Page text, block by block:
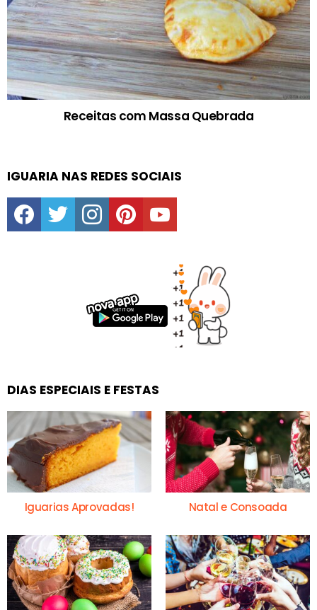
Receitas com Massa Quebrada
IGUARIA NAS REDES SOCIAIS
facebooktwitter instagrampinterestyoutube
DIAS ESPECIAIS E FESTAS
Iguarias Aprovadas! Natal e Consoada